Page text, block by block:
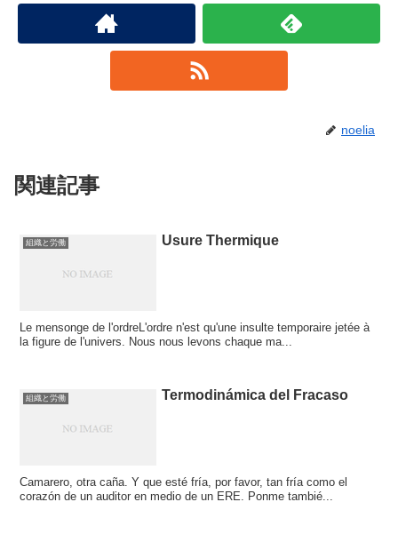
noelia
関連記事
組織と労働 Usure Thermique
Le mensonge de l'ordreL'ordre n'est qu'une insulte temporaire jetée à
la figure de l'univers. Nous nous levons chaque ma...
組織と労働 Termodinámica del Fracaso
Camarero, otra caña. Y que esté fría, por favor, tan fría como el
corazón de un auditor en medio de un ERE. Ponme tambié...